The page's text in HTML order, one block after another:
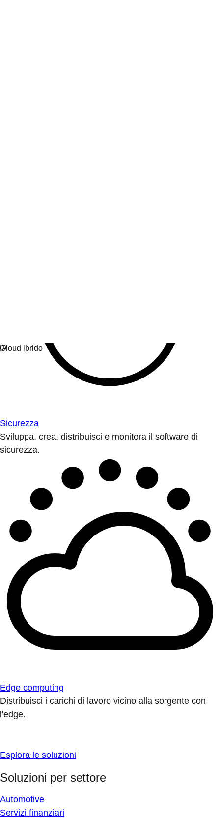
Sicurezza
Sviluppa, crea, distribuisci e monitora il software di
sicurezza.
Edge computing
Distribuisci i carichi di lavoro vicino alla sorgente con
l'edge.
Esplora le soluzioni
Soluzioni per settore
Automotive
Servizi finanziari